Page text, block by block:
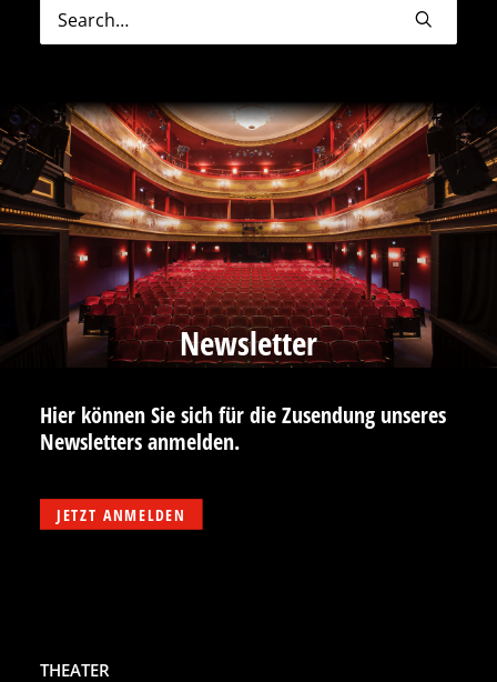
Newsletter
Hier können Sie sich für die Zusendung unseres
Newsletters anmelden.
JETZT ANMELDEN
THEATER